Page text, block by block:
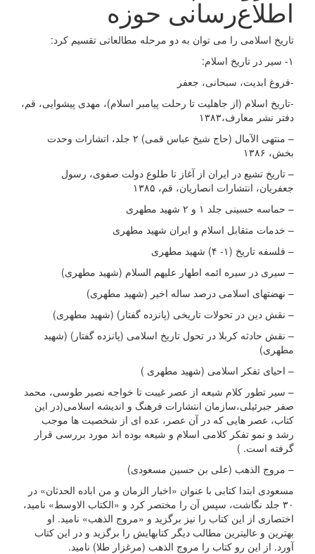
اطلاع‌رسانی حوزه
تاریخ اسلامی را می توان به دو مرحله مطالعاتی تقسیم کرد:
۱- سیر در تاریخ اسلام:
-فروغ ابدیت، سبحانی، جعفر
-تاریخ اسلام (از جاهلیت تا رحلت پیامبر اسلام)، مهدی پیشوایی، قم،
دفتر نشر معارف،۱۳۸۳
– منتهی الآمال (حاج شیخ عباس قمی) ۲ جلد، اتشارات وحدت
بخش، ۱۳۸۶
– تاریخ تشیع در ایران از آغاز تا طلوع دولت صفوی، رسول
جعفریان، انتشارات انصاریان، قم، ۱۳۸۵
– حماسه حسینی جلد ۱ و ۲ شهید مطهری
– خدمات متقابل اسلام و ایران شهید مطهری
– فلسفه تاریخ (۱- ۴) شهید مطهری
– سیری در سیره ائمه اطهار علیهم السلام (شهید مطهری)
– نهضتهای اسلامی درصد ساله اخیر (شهید مطهری)
– نقش دین در تحولات تاریخی (پانزده گفتار) (شهید مطهری)
– نقش حادثه کربلا در تحول تاریخ اسلامی (پانزده گفتار) (شهید
مطهری)
– احیای تفکر اسلامی (شهید مطهری )
– سیر تطور کلام شیعه از عصر غیبت تا خواجه نصیر طوسی، محمد
صفر جبرئیلی،سازمان انتشارات فرهنگ و اندیشه اسلامی(در این
کتاب، عصر هایی که در آن عصر، عده ای از شخصیت ها موجب
رشد و نمو تفکر کلامی اسلام و شیعه بوده اند مورد بررسی قرار
گرفته است. )
– مروج الذهب (علی بن حسین مسعودی)
مسعودی ابتدا کتابی با عنوان «اخبار الزمان و من اباده الحدثان» در
۳۰ جلد نگاشت، سپس آن را مختصر کرد و «الکتاب الاوسط» نامید،
اختصاری از این کتاب را نیز برگزید و «مروج الذهب» نامید. او
بهترین و عالیترین مطالب دیگر کتابهایش را برگزید و در این کتاب
آورد. از این رو کتاب را مروج الذهب (مرغزار طلا) نامید.